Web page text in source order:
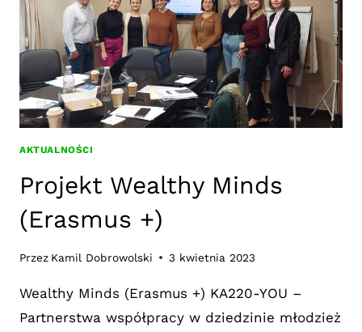
AKTUALNOŚCI
Projekt Wealthy Minds
(Erasmus +)
Przez Kamil Dobrowolski 3 kwietnia 2023
Wealthy Minds (Erasmus +) KA220-YOU –
Partnerstwa współpracy w dziedzinie młodzież